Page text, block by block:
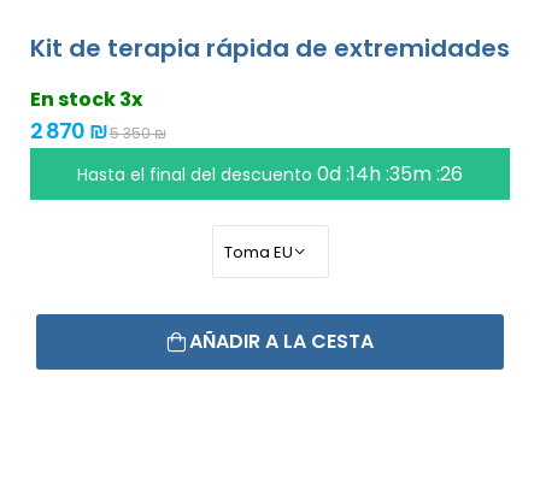
Kit de terapia rápida de extremidades
En stock 3x
2 870 ₪5 350 ₪
Hasta el final del descuento 0d :14h :35m :26
AÑADIR A LA CESTA